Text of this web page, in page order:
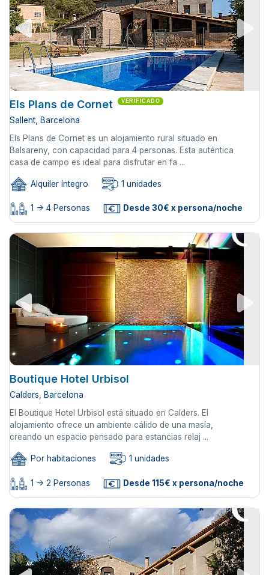
Els Plans de Cornet VERIFICADO
Sallent, Barcelona
Els Plans de Cornet es un alojamiento rural situado en
Balsareny, con capacidad para 4 personas. Esta auténtica
casa de campo es ideal para disfrutar en fa ...
Alquiler íntegro 1 unidades
1 -> 4 Personas Desde 30€ x persona/noche
Boutique Hotel Urbisol
Calders, Barcelona
El Boutique Hotel Urbisol está situado en Calders. El
alojamiento ofrece un ambiente cálido de una masía,
creando un espacio pensado para estancias relaj ...
Por habitaciones 1 unidades
1 -> 2 Personas Desde 115€ x persona/noche